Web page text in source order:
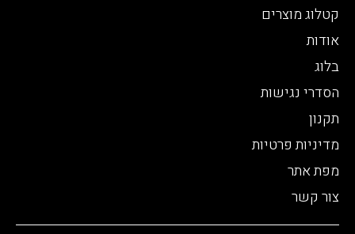
קטלוג מוצרים
אודות
בלוג
הסדרי נגישות
תקנון
מדיניות פרטיות
מפת אתר
צור קשר